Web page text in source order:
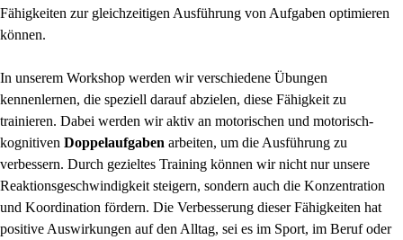
Fähigkeiten zur gleichzeitigen Ausführung von Aufgaben optimieren
können.
In unserem Workshop werden wir verschiedene Übungen
kennenlernen, die speziell darauf abzielen, diese Fähigkeit zu
trainieren. Dabei werden wir aktiv an motorischen und motorisch-
kognitiven Doppelaufgaben arbeiten, um die Ausführung zu
verbessern. Durch gezieltes Training können wir nicht nur unsere
Reaktionsgeschwindigkeit steigern, sondern auch die Konzentration
und Koordination fördern. Die Verbesserung dieser Fähigkeiten hat
positive Auswirkungen auf den Alltag, sei es im Sport, im Beruf oder